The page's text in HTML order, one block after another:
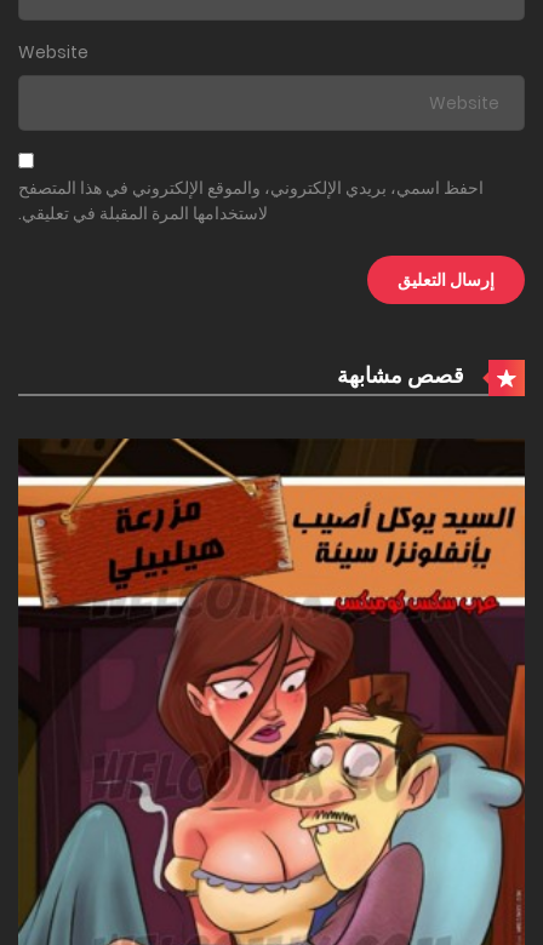
Website
احفظ اسمي، بريدي الإلكتروني، والموقع الإلكتروني في هذا المتصفح
لاستخدامها المرة المقبلة في تعليقي.
قصص مشابهة